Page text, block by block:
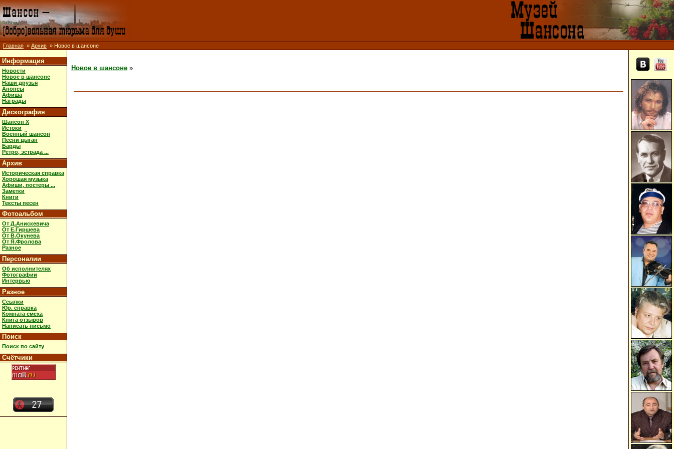
Главная » Архив » Новое в шансоне
Информация
Новости
Новое в шансоне
Наши друзья
Анонсы
Афиша
Награды
Дискография
Шансон X
Истоки
Военный шансон
Песни цыган
Барды
Ретро, эстрада ...
Архив
Историческая справка
Хорошая музыка
Афиши, постеры ...
Заметки
Книги
Тексты песен
Фотоальбом
От Д.Анискевича
От Е.Гиршева
От В.Окунева
От Я.Фролова
Разное
Персоналии
Об исполнителях
Фотографии
Интервью
Разное
Ссылки
Юр. справка
Комната смеха
Книга отзывов
Написать письмо
Поиск
Поиск по сайту
Счётчики
Новое в шансоне »